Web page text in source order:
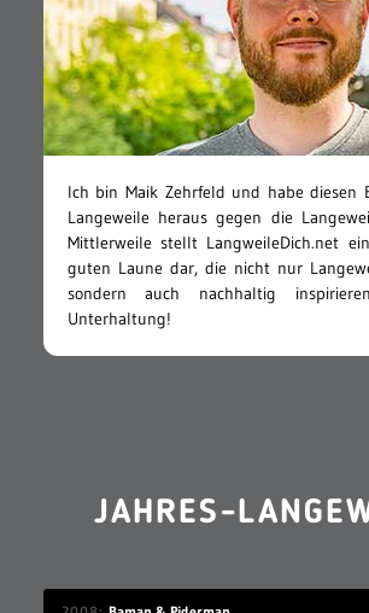
Ich bin Maik Zehrfeld und habe diesen
Langeweile heraus gegen die
Mittlerweile stellt LangweileDich.net
guten Laune dar, die nicht nur
sondern auch nachhaltig
Unterhaltung!
JAHRES-